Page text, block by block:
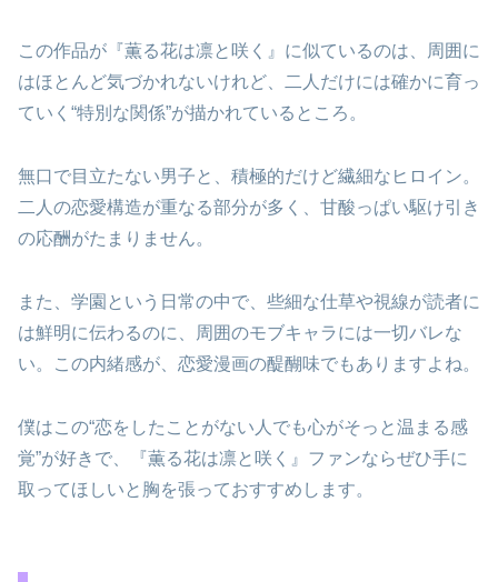
この作品が『薫る花は凛と咲く』に似ているのは、周囲に
はほとんど気づかれないけれど、二人だけには確かに育っ
ていく“特別な関係”が描かれているところ。
無口で目立たない男子と、積極的だけど繊細なヒロイン。
二人の恋愛構造が重なる部分が多く、甘酸っぱい駆け引き
の応酬がたまりません。
また、学園という日常の中で、些細な仕草や視線が読者に
は鮮明に伝わるのに、周囲のモブキャラには一切バレな
い。この内緒感が、恋愛漫画の醍醐味でもありますよね。
僕はこの“恋をしたことがない人でも心がそっと温まる感
覚”が好きで、『薫る花は凛と咲く』ファンならぜひ手に
取ってほしいと胸を張っておすすめします。